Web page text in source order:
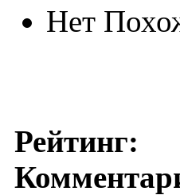
Нет
Рейтинг: